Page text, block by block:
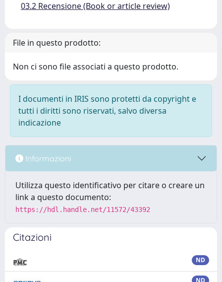
03.2 Recensione (Book or article review)
File in questo prodotto:
Non ci sono file associati a questo prodotto.
I documenti in IRIS sono protetti da copyright e
tutti i diritti sono riservati, salvo diversa
indicazione
Informazioni
Utilizza questo identificativo per citare o creare un
link a questo documento:
https://hdl.handle.net/11572/43392
Citazioni
ND